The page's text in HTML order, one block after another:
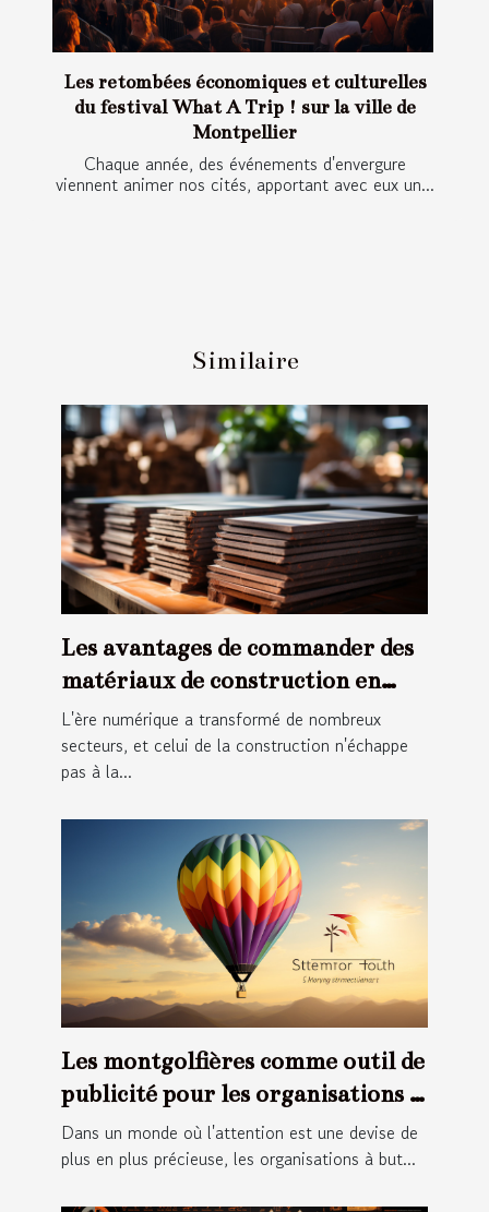
Les retombées économiques et culturelles
du festival What A Trip ! sur la ville de
Montpellier
Chaque année, des événements d'envergure
viennent animer nos cités, apportant avec eux un...
Similaire
Les avantages de commander des
matériaux de construction en
ligne
L'ère numérique a transformé de nombreux
secteurs, et celui de la construction n'échappe
pas à la...
Les montgolfières comme outil de
publicité pour les organisations à
but non lucratif
Dans un monde où l'attention est une devise de
plus en plus précieuse, les organisations à but...